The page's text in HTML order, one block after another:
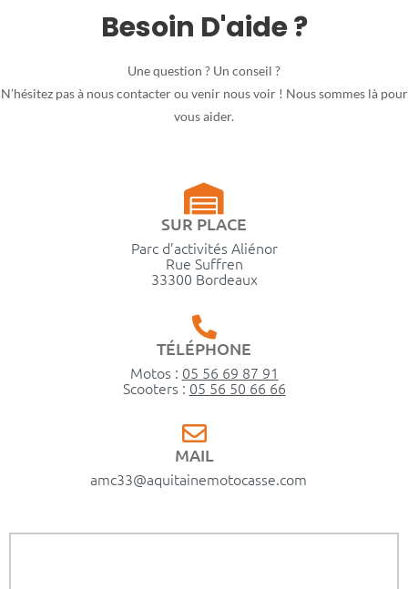
Besoin D'aide ?
Une question ? Un conseil ?
N’hésitez pas à nous contacter ou venir nous voir ! Nous sommes là pour
vous aider.
SUR PLACE
Parc d’activités Aliénor
Rue Suffren
33300 Bordeaux
TÉLÉPHONE
Motos : 05 56 69 87 91
Scooters : 05 56 50 66 66
MAIL
amc33@aquitainemotocasse.com